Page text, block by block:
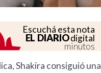
Escuchá esta nota
EL DIARIOdigital
minutos
Shakira consiguió una